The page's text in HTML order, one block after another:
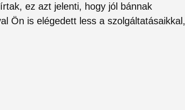
ez azt jelenti, hogy jól bánnak
Ön is elégedett less a szolgáltatásaikkal,